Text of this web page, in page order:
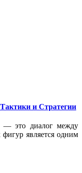
и Стратегии
— это диалог между
является одним